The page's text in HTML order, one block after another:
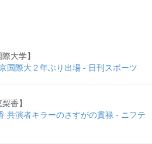
大学】
国際大２年ぶり出場 - 日刊スポーツ
香】
共演者キラーのさすがの貫禄 - ニフテ